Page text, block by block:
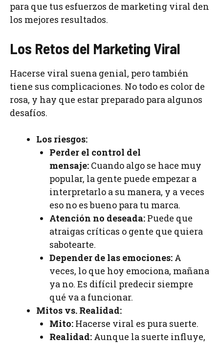
para que tus esfuerzos de marketing viral den
los mejores resultados.
Los Retos del Marketing Viral
Hacerse viral suena genial, pero también
tiene sus complicaciones. No todo es color de
rosa, y hay que estar preparado para algunos
desafíos.
Los riesgos:
Perder el control del
mensaje: Cuando algo se hace muy
popular, la gente puede empezar a
interpretarlo a su manera, y a veces
eso no es bueno para tu marca.
Atención no deseada: Puede que
atraigas críticas o gente que quiera
sabotearte.
Depender de las emociones: A
veces, lo que hoy emociona, mañana
ya no. Es difícil predecir siempre
qué va a funcionar.
Mitos vs. Realidad:
Mito: Hacerse viral es pura suerte.
Realidad: Aunque la suerte influye,